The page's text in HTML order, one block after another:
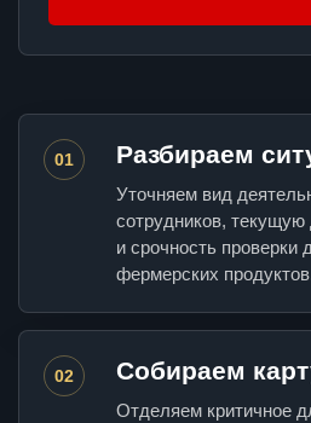
01 Разбираем
Уточняем вид
сотрудников,
и срочность проверки
фермерских
02 Собираем
Отделяем критичное